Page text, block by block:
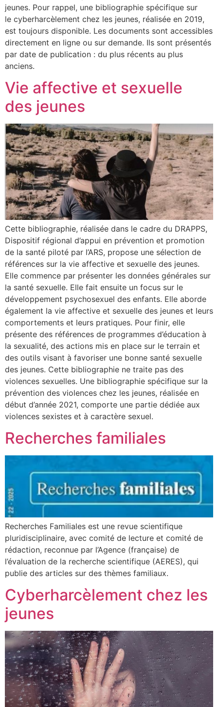
jeunes. Pour rappel, une bibliographie spécifique sur
le cyberharcèlement chez les jeunes, réalisée en 2019,
est toujours disponible. Les documents sont accessibles
directement en ligne ou sur demande. Ils sont présentés
par date de publication : du plus récents au plus
anciens.
Vie affective et sexuelle
des jeunes
Cette bibliographie, réalisée dans le cadre du DRAPPS,
Dispositif régional d’appui en prévention et promotion
de la santé piloté par l’ARS, propose une sélection de
références sur la vie affective et sexuelle des jeunes.
Elle commence par présenter les données générales sur
la santé sexuelle. Elle fait ensuite un focus sur le
développement psychosexuel des enfants. Elle aborde
également la vie affective et sexuelle des jeunes et leurs
comportements et leurs pratiques. Pour finir, elle
présente des références de programmes d’éducation à
la sexualité, des actions mis en place sur le terrain et
des outils visant à favoriser une bonne santé sexuelle
des jeunes. Cette bibliographie ne traite pas des
violences sexuelles. Une bibliographie spécifique sur la
prévention des violences chez les jeunes, réalisée en
début d’année 2021, comporte une partie dédiée aux
violences sexistes et à caractère sexuel.
Recherches familiales
Recherches Familiales est une revue scientifique
pluridisciplinaire, avec comité de lecture et comité de
rédaction, reconnue par l’Agence (française) de
l’évaluation de la recherche scientifique (AERES), qui
publie des articles sur des thèmes familiaux.
Cyberharcèlement chez les
jeunes